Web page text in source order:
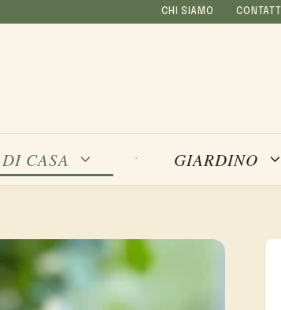
CHI SIAMO CONTATTI
CASA GIARDINO